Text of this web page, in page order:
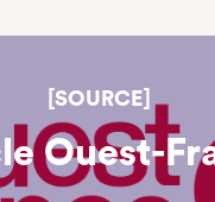
[SOURCE]
Ouest-